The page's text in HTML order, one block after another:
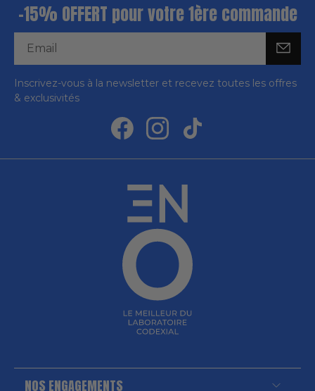
-15% OFFERT pour votre 1ère commande
Inscrivez-vous à la newsletter et recevez toutes les offres
& exclusivités
NOS ENGAGEMENTS